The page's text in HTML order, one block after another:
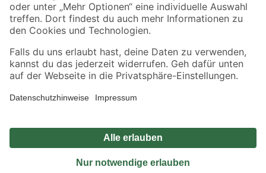
Alle Preisangaben in EUR inkl. gesetzl. MwSt.. Die dargestellten Angebote sind unter
Umständen nicht in allen Märkten verfügbar. Die angegebenen Verfügbarkeiten beziehen
Produkte nur solange der Vorrat reicht.
*Paketversand ab 59 € versandkostenfrei, gilt nicht für Artikel mit Speditionsversand, hier
Privatsphäre Impressum
Nutzungsbedingungen
Widerrufsrecht
Vertrag widerrufen